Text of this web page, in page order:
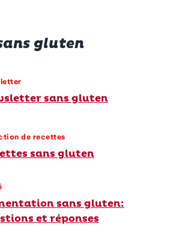
gluten
sans gluten
de recettes
sans gluten
sans gluten:
et réponses